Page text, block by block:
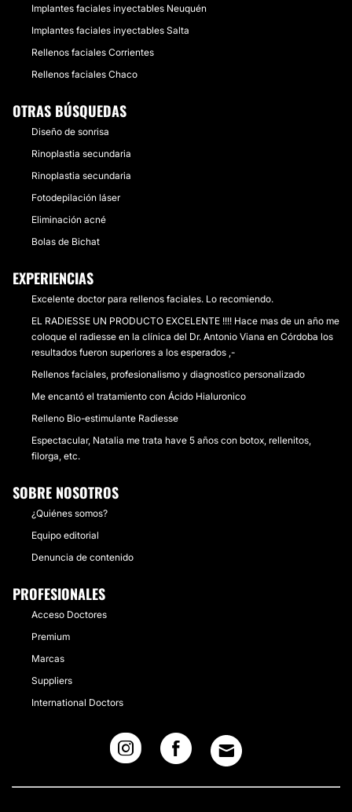
Implantes faciales inyectables Neuquén
Implantes faciales inyectables Salta
Rellenos faciales Corrientes
Rellenos faciales Chaco
OTRAS BÚSQUEDAS
Diseño de sonrisa
Rinoplastia secundaria
Rinoplastia secundaria
Fotodepilación láser
Eliminación acné
Bolas de Bichat
EXPERIENCIAS
Excelente doctor para rellenos faciales. Lo recomiendo.
EL RADIESSE UN PRODUCTO EXCELENTE !!!! Hace mas de un año me
coloque el radiesse en la clínica del Dr. Antonio Viana en Córdoba los
resultados fueron superiores a los esperados ,-
Rellenos faciales, profesionalismo y diagnostico personalizado
Me encantó el tratamiento con Ácido Hialuronico
Relleno Bio-estimulante Radiesse
Espectacular, Natalia me trata have 5 años con botox, rellenitos,
filorga, etc.
SOBRE NOSOTROS
¿Quiénes somos?
Equipo editorial
Denuncia de contenido
PROFESIONALES
Acceso Doctores
Premium
Marcas
Suppliers
International Doctors